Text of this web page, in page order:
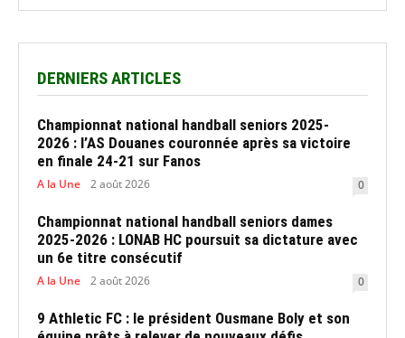
DERNIERS ARTICLES
Championnat national handball seniors 2025-
2026 : l’AS Douanes couronnée après sa victoire
en finale 24-21 sur Fanos
A la Une 2 août 2026 0
Championnat national handball seniors dames
2025-2026 : LONAB HC poursuit sa dictature avec
un 6e titre consécutif
A la Une 2 août 2026 0
9 Athletic FC : le président Ousmane Boly et son